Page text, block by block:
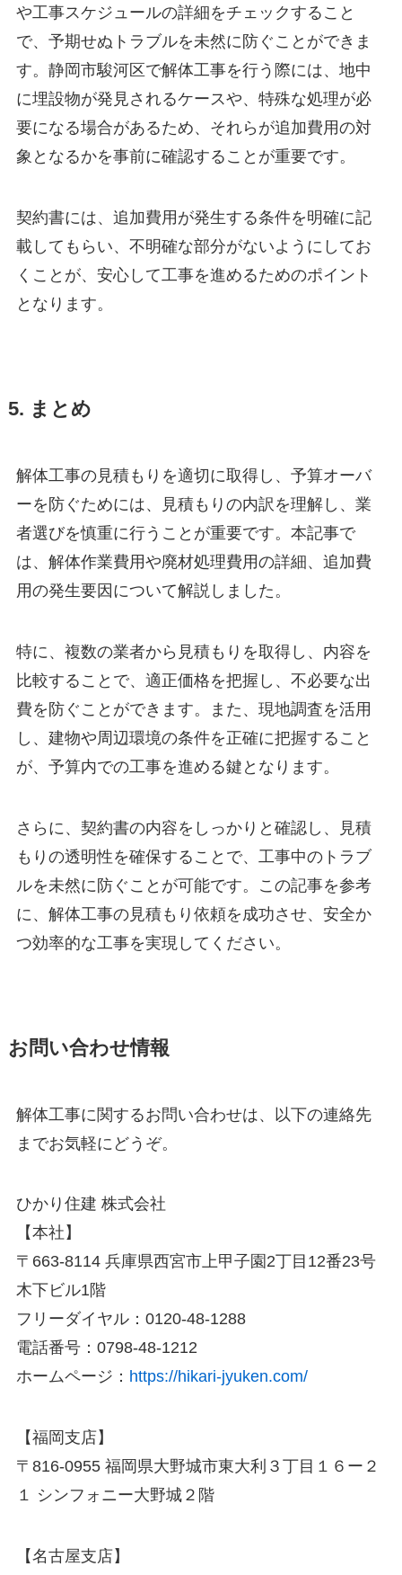
や工事スケジュールの詳細をチェックすること
で、予期せぬトラブルを未然に防ぐことができま
す。静岡市駿河区で解体工事を行う際には、地中
に埋設物が発見されるケースや、特殊な処理が必
要になる場合があるため、それらが追加費用の対
象となるかを事前に確認することが重要です。
契約書には、追加費用が発生する条件を明確に記
載してもらい、不明確な部分がないようにしてお
くことが、安心して工事を進めるためのポイント
となります。
5. まとめ
解体工事の見積もりを適切に取得し、予算オーバ
ーを防ぐためには、見積もりの内訳を理解し、業
者選びを慎重に行うことが重要です。本記事で
は、解体作業費用や廃材処理費用の詳細、追加費
用の発生要因について解説しました。
特に、複数の業者から見積もりを取得し、内容を
比較することで、適正価格を把握し、不必要な出
費を防ぐことができます。また、現地調査を活用
し、建物や周辺環境の条件を正確に把握すること
が、予算内での工事を進める鍵となります。
さらに、契約書の内容をしっかりと確認し、見積
もりの透明性を確保することで、工事中のトラブ
ルを未然に防ぐことが可能です。この記事を参考
に、解体工事の見積もり依頼を成功させ、安全か
つ効率的な工事を実現してください。
お問い合わせ情報
解体工事に関するお問い合わせは、以下の連絡先
までお気軽にどうぞ。
ひかり住建 株式会社
【本社】
〒663-8114 兵庫県西宮市上甲子園2丁目12番23号
木下ビル1階
フリーダイヤル：0120-48-1288
電話番号：0798-48-1212
ホームページ： https://hikari-jyuken.com/
【福岡支店】
〒816-0955 福岡県大野城市東大利３丁目１６ー２
１ シンフォニー大野城２階
【名古屋支店】